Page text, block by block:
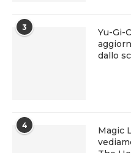
3
Yu-Gi-
dallo
4
Magic